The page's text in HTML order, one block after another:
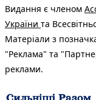
Видання є членом
України та
Матеріали з
"Реклама" та
реклами.